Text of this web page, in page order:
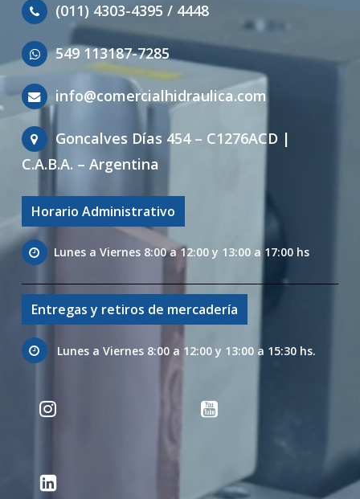
(011) 4303-4395 / 4448
549 113187-7285
info@comercialhidraulica.com
Goncalves Días 454 – C1276ACD |
C.A.B.A. – Argentina
Horario Administrativo
Lunes a Viernes 8:00 a 12:00 y 13:00 a 17:00 hs
Entregas y retiros de mercadería
Lunes a Viernes 8:00 a 12:00 y 13:00 a 15:30 hs.